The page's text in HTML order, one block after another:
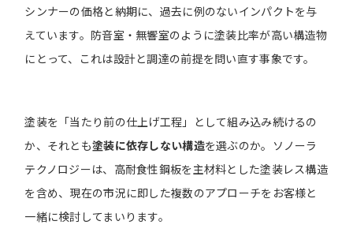
シンナーの価格と納期に、過去に例のないインパクトを与
えています。防音室・無響室のように塗装比率が高い構造物
にとって、これは設計と調達の前提を問い直す事象です。
塗装を「当たり前の仕上げ工程」として組み込み続けるの
か、それとも塗装に依存しない構造を選ぶのか。ソノーラ
テクノロジーは、高耐食性鋼板を主材料とした塗装レス構造
を含め、現在の市況に即した複数のアプローチをお客様と
一緒に検討してまいります。